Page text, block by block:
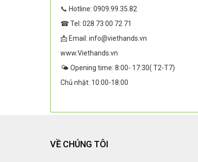
📞 Hotline: 0909.99.35.82
☎ Tel: 028 73 00 72 71
📩 Email: info@viethands.vn
www.Viethands.vn
🌤️ Opening time: 8:00- 17:30( T2-T7)
Chủ nhật: 10:00-18:00
VỀ CHÚNG TÔI